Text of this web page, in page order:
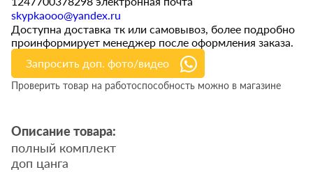
skypkaooo@yandex.ru
Доступна доставка тк или самовывоз, более подробно
проинформирует менеджер после оформления заказа.
Запросить доп. фото/видео
Проверить товар на работоспособность можно в магазине
Описание товара:
полный комплект
доп цанга